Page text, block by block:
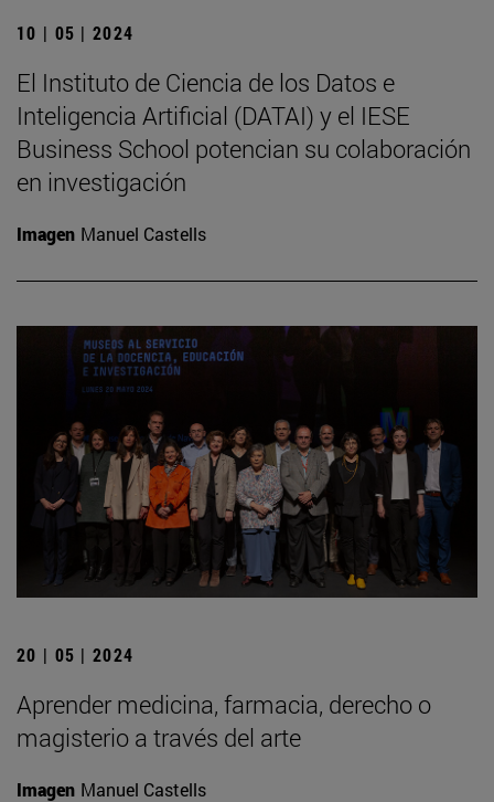
10 | 05 | 2024
El Instituto de Ciencia de los Datos e
Inteligencia Artificial (DATAI) y el IESE
Business School potencian su colaboración
en investigación
Imagen Manuel Castells
20 | 05 | 2024
Aprender medicina, farmacia, derecho o
magisterio a través del arte
Imagen Manuel Castells